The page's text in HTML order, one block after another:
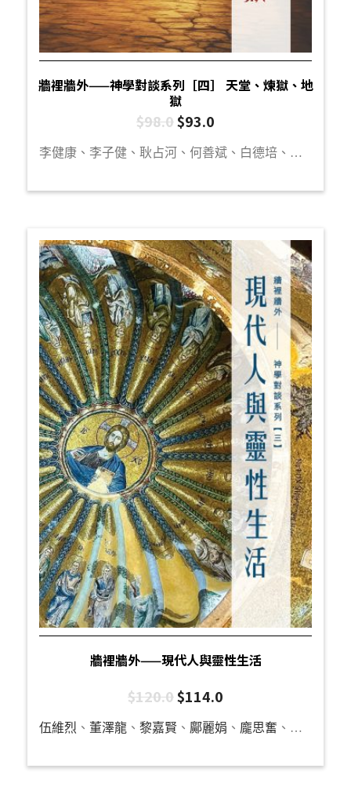
牆裡牆外——神學對談系列［四］ 天堂、煉獄、地
獄
$98.0$93.0
李健康、李子健、耿占河、何善斌、白德培、袁浩俊、陳曉琪、李一帆、楊文傑
牆裡牆外——現代人與靈性生活
$120.0$114.0
伍維烈 、 董澤龍 、 黎嘉賢 、 鄺麗娟 、 龐思奮 、 何威達